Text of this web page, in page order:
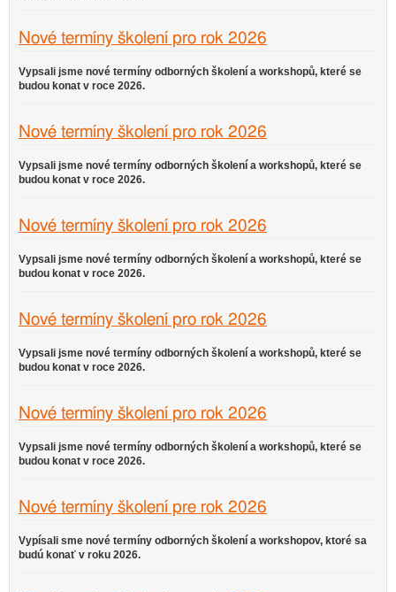
Nové termíny školení pro rok 2026
Vypsali jsme nové termíny odborných školení a workshopů, které se
budou konat v roce 2026.
Nové termíny školení pro rok 2026
Vypsali jsme nové termíny odborných školení a workshopů, které se
budou konat v roce 2026.
Nové termíny školení pro rok 2026
Vypsali jsme nové termíny odborných školení a workshopů, které se
budou konat v roce 2026.
Nové termíny školení pro rok 2026
Vypsali jsme nové termíny odborných školení a workshopů, které se
budou konat v roce 2026.
Nové termíny školení pro rok 2026
Vypsali jsme nové termíny odborných školení a workshopů, které se
budou konat v roce 2026.
Nové termíny školení pre rok 2026
Vypísali sme nové termíny odborných školení a workshopov, ktoré sa
budú konať v roku 2026.